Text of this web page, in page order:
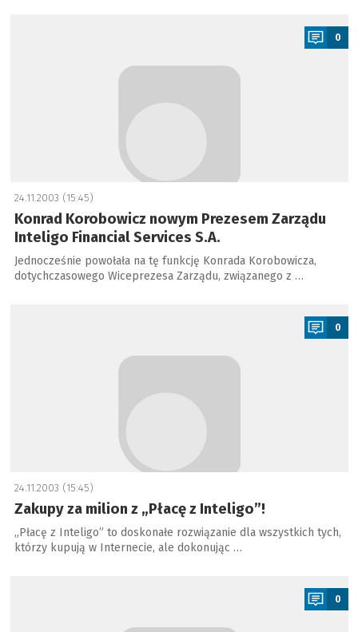
0
24.11.2003 (15:45)
Konrad Korobowicz nowym Prezesem Zarządu
Inteligo Financial Services S.A.
Jednocześnie powołała na tę funkcję Konrada Korobowicza,
dotychczasowego Wiceprezesa Zarządu, związanego z …
0
24.11.2003 (15:45)
Zakupy za milion z „Płacę z Inteligo”!
„Płacę z Inteligo” to doskonałe rozwiązanie dla wszystkich tych,
którzy kupują w Internecie, ale dokonując …
0